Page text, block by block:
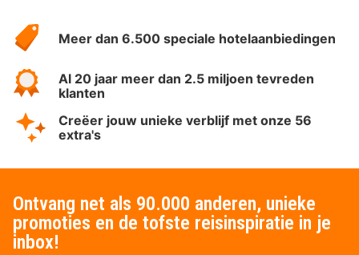
HotelSpecials
Meer dan 6.500 speciale hotelaanbiedingen
Al 20 jaar meer dan 2.5 miljoen tevreden
klanten
Creëer jouw unieke verblijf met onze 56
extra's
Ontvang net als 90.000 anderen, unieke
promoties en de tofste reisinspiratie in je
inbox!